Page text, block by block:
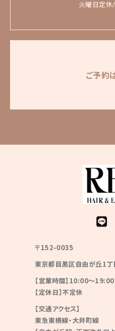
火曜日定休
ご予約
〒152-0035
東京都目黒区自由が丘1
【営業時間】10:00〜19:00
【定休日】不定休
【交通アクセス】
東急東横線・大井町線